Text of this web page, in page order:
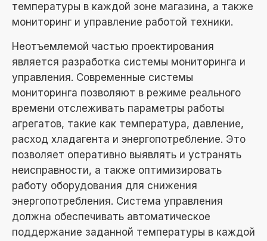
температуры в каждой зоне магазина, а также
мониторинг и управление работой техники.
Неотъемлемой частью проектирования
является разработка системы мониторинга и
управления. Современные системы
мониторинга позволяют в режиме реального
времени отслеживать параметры работы
агрегатов, такие как температура, давление,
расход хладагента и энергопотребление. Это
позволяет оперативно выявлять и устранять
неисправности, а также оптимизировать
работу оборудования для снижения
энергопотребления. Система управления
должна обеспечивать автоматическое
поддержание заданной температуры в каждой